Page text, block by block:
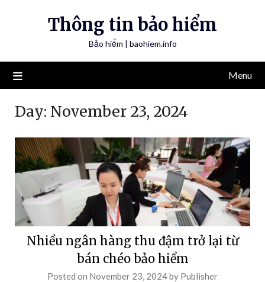
Thông tin bảo hiểm
Bảo hiểm | baohiem.info
Menu
Day: November 23, 2024
Nhiều ngân hàng thu đậm trở lại từ
bán chéo bảo hiểm
Posted on November 23, 2024by Publisher